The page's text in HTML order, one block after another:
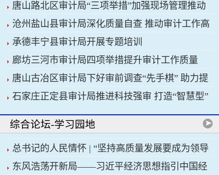
增效
唐山路北区审计局“三项举措”加强现场管理推动
审计工作科学规范
沧州盐山县审计局深化质量自查 推动审计工作高
质量发展
承德丰宁县审计局开展专题培训
廊坊三河市审计局四项举措提升审计工作质量
唐山古冶区审计局下好审前调查“先手棋” 助力提
升项目质效
石家庄正定县审计局推进科技强审 打造“智慧型”
审计机关
综合论坛-学习园地
总书记的人民情怀 | “坚持高质量发展要成为领导
干部政绩观的重要内容”
东风浩荡开新局——习近平经济思想指引中国经